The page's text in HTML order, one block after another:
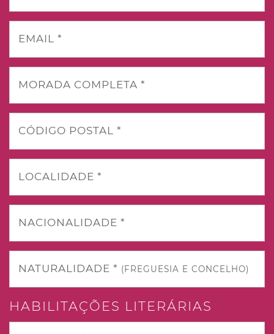
EMAIL *
MORADA COMPLETA *
CÓDIGO POSTAL *
LOCALIDADE *
NACIONALIDADE *
NATURALIDADE * (FREGUESIA E CONCELHO)
HABILITAÇÕES LITERÁRIAS